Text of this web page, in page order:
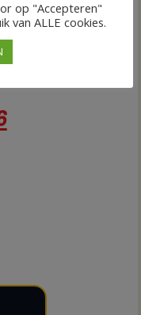
op "Accepteren"
van ALLE cookies.